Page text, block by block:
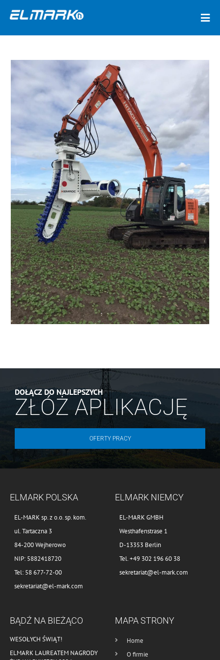
DOŁĄCZ DO NAJLEPSZYCH
ZŁÓŻ APLIKACJĘ
OFERTY PRACY
ELMARK POLSKA
EL-MARK sp. z o.o. sp. kom.
ul. Tartaczna 3
84-200 Wejherowo
NIP: 5882418720
Tel: 58 677-72-00
sekretariat@el-mark.com
ELMARK NIEMCY
EL-MARK GMBH
Westhafenstrase 1
D-13353 Berlin
Tel. +49 302 196 60 38
sekretariat@el-mark.com
BĄDŹ NA BIEŻĄCO
WESOŁYCH ŚWIĄT!
ELMARK LAUREATEM NAGRODY
MAPA STRONY
Home
O firmie